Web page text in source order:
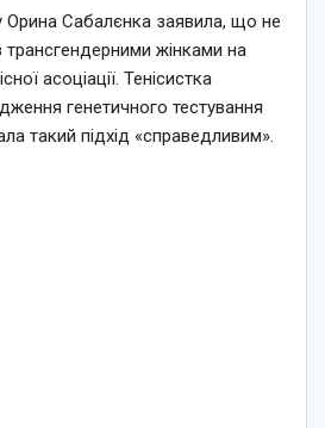
Орина Сабалєнка заявила, що не
трансгендерними жінками на
асоціації. Тенісистка
генетичного тестування
такий підхід «справедливим».